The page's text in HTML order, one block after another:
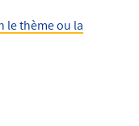
le thème ou la